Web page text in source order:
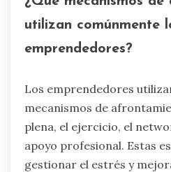
utilizan comúnmente
emprendedores?
Los emprendedores
mecanismos de
plena, el ejercicio, el
apoyo profesional. Estas
gestionar el estrés y